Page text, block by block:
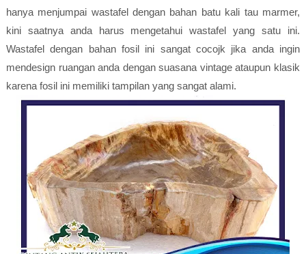
hanya menjumpai wastafel dengan bahan batu kali tau marmer,
kini saatnya anda harus mengetahui wastafel yang satu ini.
Wastafel dengan bahan fosil ini sangat cocojk jika anda ingin
mendesign ruangan anda dengan suasana vintage ataupun klasik
karena fosil ini memiliki tampilan yang sangat alami.